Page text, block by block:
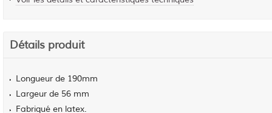
Détails produit
Longueur de 190mm
Largeur de 56 mm
Fabriqué en latex.